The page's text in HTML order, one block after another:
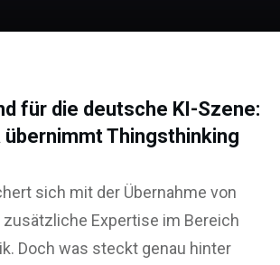
für die deutsche KI-Szene:
übernimmt Thingsthinking
sich mit der Übernahme von
Expertise im Bereich
Doch was steckt genau hinter